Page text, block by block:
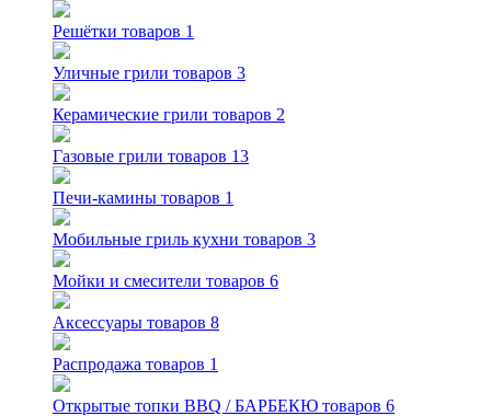
Решётки товаров 1
Уличные грили товаров 3
Керамические грили товаров 2
Газовые грили товаров 13
Печи-камины товаров 1
Мобильные гриль кухни товаров 3
Мойки и смесители товаров 6
Аксессуары товаров 8
Распродажа товаров 1
Открытые топки BBQ / БАРБЕКЮ товаров 6